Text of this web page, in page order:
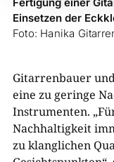
Einsetzen der
Foto: Hanika
Gitarrenbauer
eine zu geringe
Instrumenten.
Nachhaltigkeit
zu klanglichen